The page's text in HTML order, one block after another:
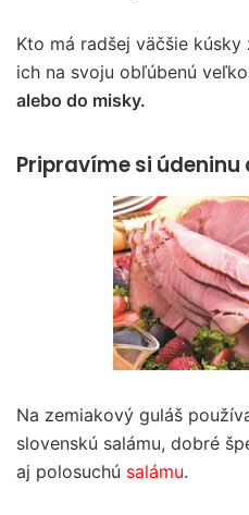
Kto má radšej väčšie
ich na svoju obľúbenú
alebo do misky.
Pripravíme si údeninu
Na zemiakový guláš
slovenskú salámu, dobré
aj polosuchú salámu.